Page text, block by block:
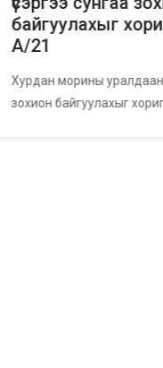
байгуулахыг
А/21
Хурдан морины
зохион байгуулахыг